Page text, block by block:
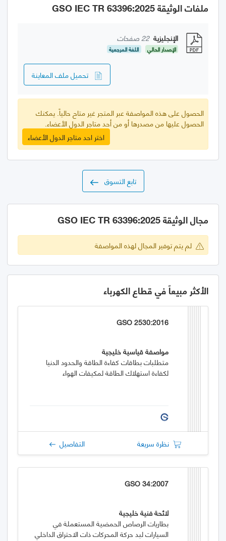
ملفات الوثيقة GSO IEC TR 63396:2025
الإنجليزية 22 صفحات
الإصدار الحالي اللغة المرجعية
تحميل ملف المعاينة
الحصول على هذه المواصفة عبر المتجر غير متاح حالياً. يمكنك
الحصول عليها من مصدرها أو من أحد متاجر الدول الأعضاء.
اختر احد متاجر الدول الأعضاء
تابع التسوق
مجال الوثيقة GSO IEC TR 63396:2025
لم يتم توفير المجال لهذه المواصفة
الأكثر مبيعاً في قطاع الكهرباء
GSO 2530:2016
مواصفة قياسية خليجية
متطلبات بطاقات كفاءة الطاقة والحدود الدنيا
لكفاءة استهلاك الطاقة لمكيفات الهواء
نظرة سريعة التفاصيل
GSO 34:2007
لائحة فنية خليجية
بطاريات الرصاص الحمضية المستعملة في
السيارات لبد حركة المحركات ذات الاحتراق الداخلي